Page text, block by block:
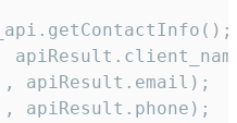
apiResult.email);
apiResult.phone);